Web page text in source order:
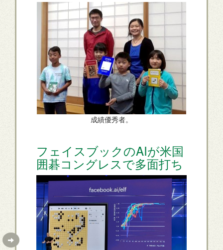
成績優秀者。
フェイスブックのAIが米国
囲碁コングレスで多面打ち